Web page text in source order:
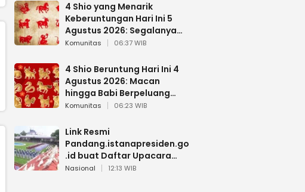
4 Shio yang Menarik
Keberuntungan Hari Ini 5
Agustus 2026: Segalanya
Berjalan Lancar
Komunitas 06:37 WIB
4 Shio Beruntung Hari Ini 4
Agustus 2026: Macan
hingga Babi Berpeluang
Dapat Kabar Baik
Komunitas 06:23 WIB
Link Resmi
Pandang.istanapresiden.go
.id buat Daftar Upacara
Bendera HUT RI di Istana
Nasional 12:13 WIB